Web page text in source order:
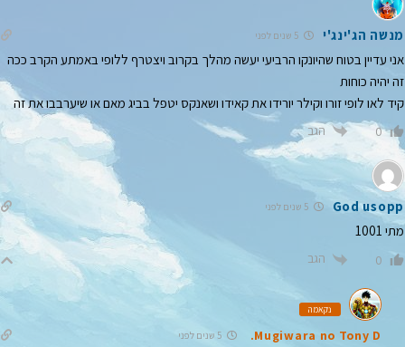
מנשה הג'ינג'י 5 שנים לפני
אני עדיין בטוח שהיונקו הרביעי יעשה מהלך בקרוב ויצטרף ללופי באמתע הקרב ככה
זה יהיה כוחות
קיד לאו לופי זורו וקילר יורידו את קאידו ושאנקס יטפל בביג מאם או שיערבבו את זה
0 הגב
God usopp 5 שנים לפני
מתי 1001
0 הגב
נקאמה
Mugiwara no Tony D. 5 שנים לפני